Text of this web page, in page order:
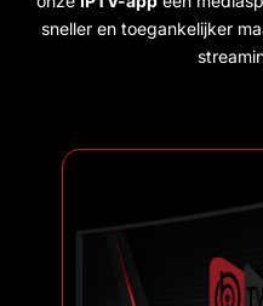
sneller en toegankelijker